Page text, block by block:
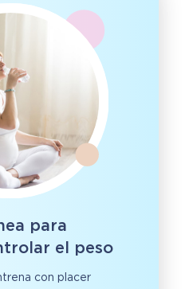
para
el peso
con placer